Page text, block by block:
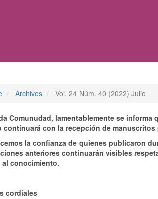
Archives Vol. 24 Núm. 40 (2022) Julio
Comunudad, lamentablemente se
con la recepción de manuscritos
la confianza de quienes publicaron
anteriores continuarán visibles
al conocimiento.
cordiales